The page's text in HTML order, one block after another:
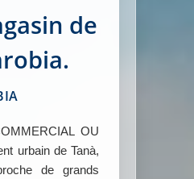
de
OU
urbain de Tanà,
de grands